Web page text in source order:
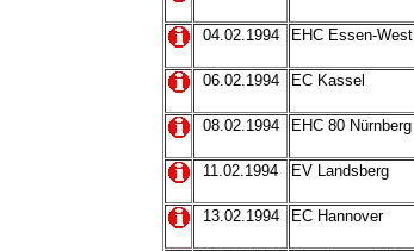
04.02.1994 EHC Essen-West
06.02.1994 EC Kassel
08.02.1994 EHC 80 Nürnberg
11.02.1994 EV Landsberg
13.02.1994 EC Hannover